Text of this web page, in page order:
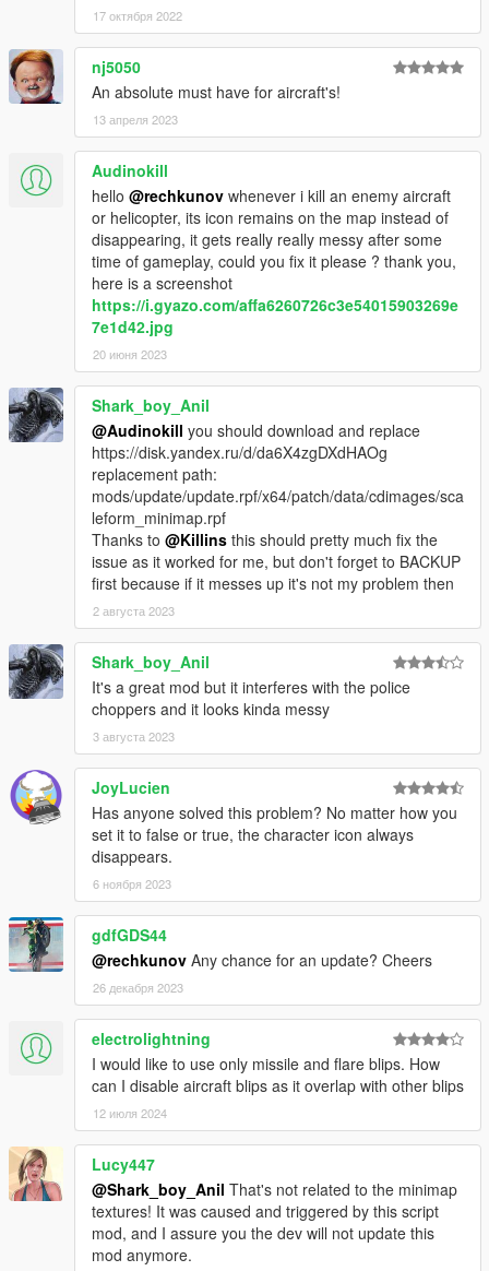
17 октября 2022
nj5050
An absolute must have for aircraft's!
13 апреля 2023
Audinokill
hello @rechkunov whenever i kill an enemy aircraft
or helicopter, its icon remains on the map instead of
disappearing, it gets really really messy after some
time of gameplay, could you fix it please ? thank you,
here is a screenshot
https://i.gyazo.com/affa6260726c3e54015903269e
7e1d42.jpg
20 июня 2023
Shark_boy_Anil
@Audinokill you should download and replace
https://disk.yandex.ru/d/da6X4zgDXdHAOg
replacement path:
mods/update/update.rpf/x64/patch/data/cdimages/sca
leform_minimap.rpf
Thanks to @Killins this should pretty much fix the
issue as it worked for me, but don't forget to BACKUP
first because if it messes up it's not my problem then
2 августа 2023
Shark_boy_Anil
It's a great mod but it interferes with the police
choppers and it looks kinda messy
3 августа 2023
JoyLucien
Has anyone solved this problem? No matter how you
set it to false or true, the character icon always
disappears.
6 ноября 2023
gdfGDS44
@rechkunov Any chance for an update? Cheers
26 декабря 2023
electrolightning
I would like to use only missile and flare blips. How
can I disable aircraft blips as it overlap with other blips
12 июля 2024
Lucy447
@Shark_boy_Anil That's not related to the minimap
textures! It was caused and triggered by this script
mod, and I assure you the dev will not update this
mod anymore.